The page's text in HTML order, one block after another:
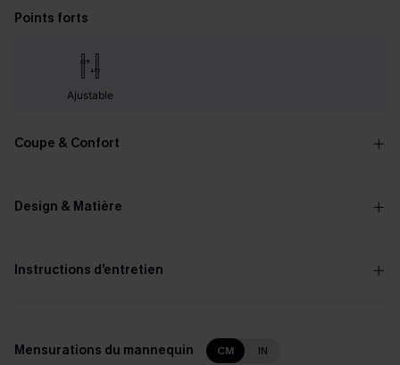
Points forts
Ajustable
Coupe & Confort
Design & Matière
Instructions d’entretien
Mensurations du mannequin CM IN